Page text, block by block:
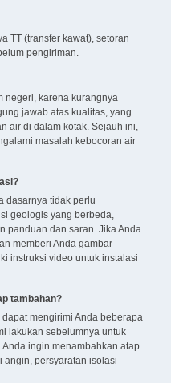
TT (transfer kawat), setoran
pengiriman.
negeri, karena kurangnya
jawab atas kualitas, yang
air di dalam kotak. Sejauh ini,
masalah kebocoran air
dasarnya tidak perlu
geologis yang berbeda,
panduan dan saran. Jika Anda
memberi Anda gambar
instruksi video untuk instalasi
tambahan?
mengirimi Anda beberapa
lakukan sebelumnya untuk
ingin menambahkan atap
angin, persyaratan isolasi